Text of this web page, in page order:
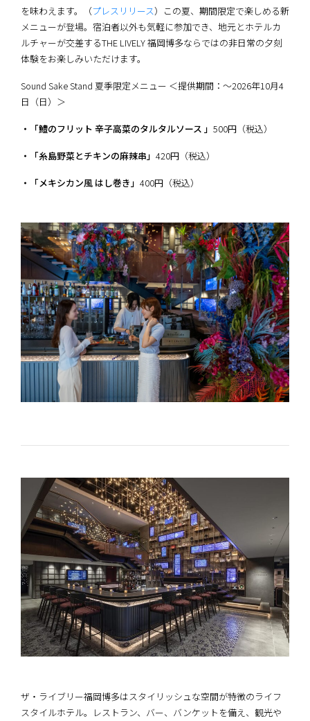
を味わえます。（プレスリリース）この夏、期間限定で楽しめる新
メニューが登場。宿泊者以外も気軽に参加でき、地元とホテルカ
ルチャーが交差するTHE LIVELY 福岡博多ならではの非日常の夕刻
体験をお楽しみいただけます。
Sound Sake Stand 夏季限定メニュー ＜提供期間：～2026年10月4
日（日）＞
・「鱧のフリット 辛子高菜のタルタルソース 」 500円（税込）
・「糸島野菜とチキンの麻辣串」 420円（税込）
・「メキシカン風 はし巻き」 400円（税込）
ザ・ライブリー福岡博多はスタイリッシュな空間が特徴のライフ
スタイルホテル。レストラン、バー、バンケットを備え、観光や